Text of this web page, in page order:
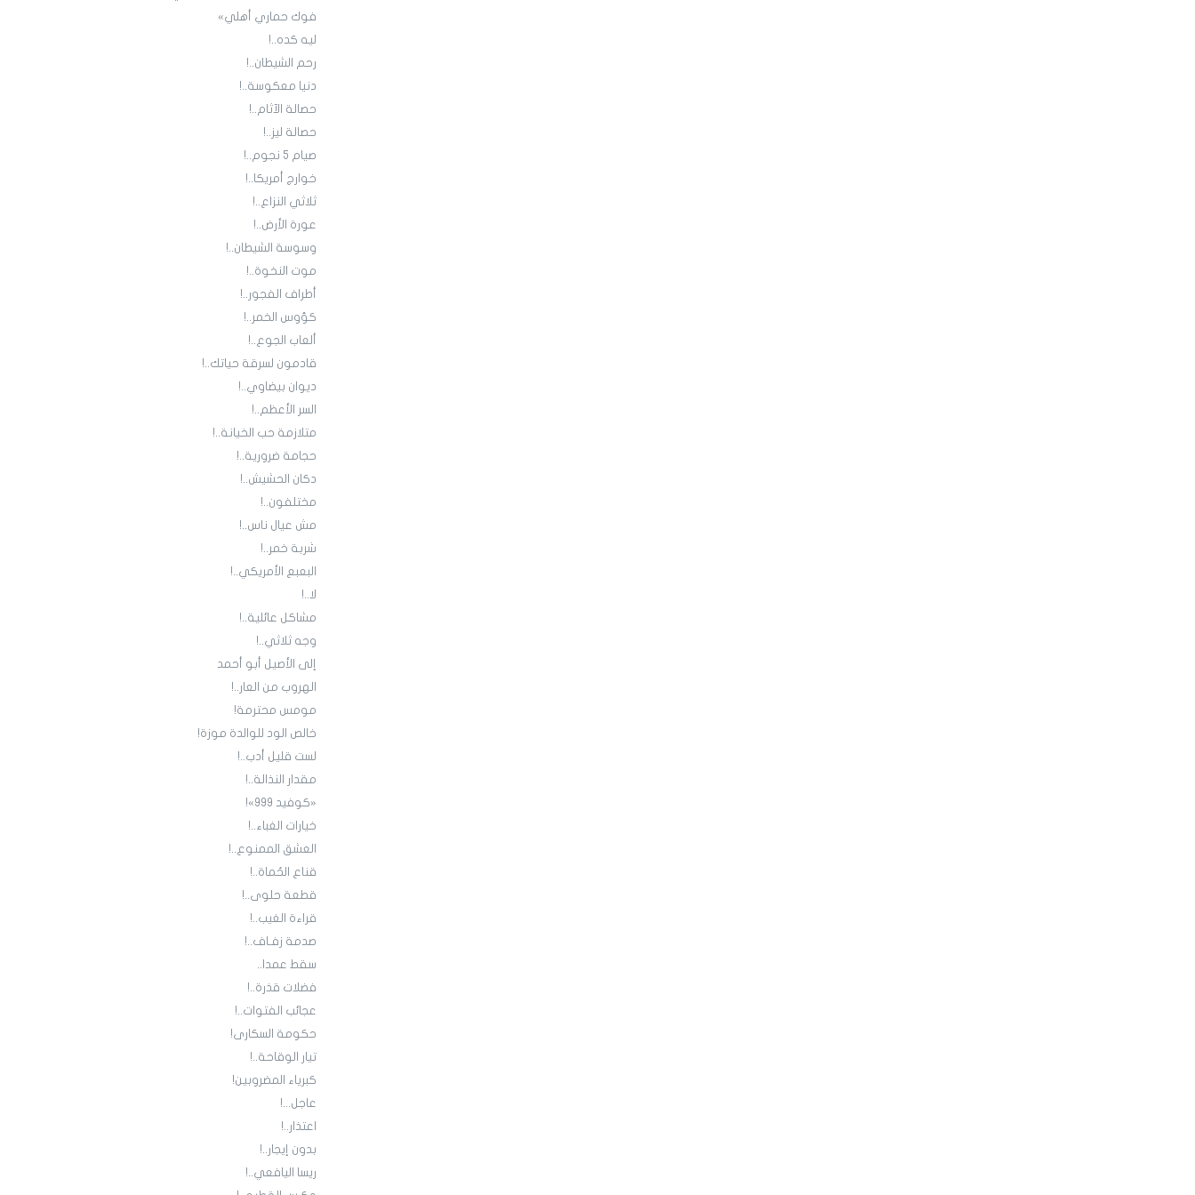
فوك حماري أهلي»
ليه كده..!
رحم الشيطان..!
دنيا معكوسة..!
حصالة الآثام..!
حصالة ليز..!
صيام 5 نجوم..!
خوارج أمريكا..!
ثلاثي النزاع..!
عورة الأرض..!
وسوسة الشيطان..!
موت النخوة..!
أطراف الفجور..!
كؤوس الخمر..!
ألعاب الجوع..!
قادمون لسرقة حياتك..!
ديوان بيضاوي..!
السر الأعظم..!
متلازمة حب الخيانة..!
حجامة ضرورية..!
دكان الحشيش..!
مختلفون..!
مش عيال ناس..!
شربة خمر..!
البعبع الأمريكي..!
لا..!
مشاكل عائلية..!
وجه ثلاثي..!
إلى الأصيل أبو أحمد
الهروب من العار..!
مومس محترمة!
خالص الود للوالدة موزة!
لست قليل أدب..!
مقدار النذالة..!
«كوفيد 999»!
خيارات الغباء..!
العشق الممنوع..!
قناع الحُماة..!
قطعة حلوى..!
قراءة الغيب..!
صدمة زفـاف..!
سقط عمدا..
فضلات قذرة..!
عجائب الفتوات..!
حكومة السكارى!
تيار الوقاحة..!
كبرياء المضروبين!
عاجل...!
اعتذار..!
بدون إيجار..!
ريسا اليافعي..!